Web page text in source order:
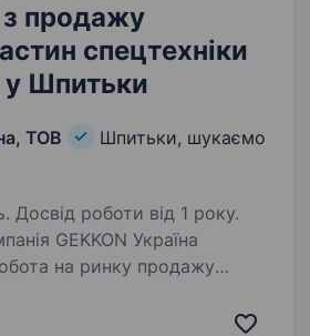
продажу
спецтехніки
Шпитьки
ТОВ
Шпитьки, шукаємо
Досвід роботи від 1 року.
на ринку продажу